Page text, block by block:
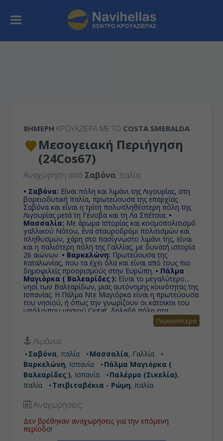
8ΉΜΕΡΗ ΚΡΟΥΑΖΙΕΡΑ ΜΕ ΤΟ COSTA SMERALDA
Μεσογειακή Περιήγηση
(24Cos67)
Αναχώρηση από Σαβόνα, Ιταλία
• Σαβόνα: Είναι πόλη και λιμάνι της Λιγουρίας, στη
βορειοδυτική Ιταλία, πρωτεύουσα της επαρχίας
Σαβόνα και είναι η τρίτη πολυπληθέστερη πόλη της
Λιγουρίας μετά τη Γένοβα και τη Λα Σπέτσια. •
Μασσαλία: Με άρωμα Ιστορίας και κοσμοπολιτισμό
γαλλικού Νότου, ένα σταυροδρόμι πολιτισμών και
πληθυσμών, χάρη στο πασίγνωστο λιμάνι της, είναι
και η παλιότερη πόλη της Γαλλίας, με δυνατή ιστορία
26 αιώνων. • Βαρκελώνη: Πρωτεύουσα της
Καταλωνίας, που τα έχει όλα και είναι από τους πιο
δημοφιλείς προορισμούς στην Ευρώπη. • Πάλμα
Μαγιόρκα ( Βαλεαρίδες ): Είναι το μεγαλύτερο
νησί των Βαλεαρίδων, μιας αυτόνομης κοινότητας της
Ισπανίας. Η Πάλμα Ντε Μαγιόρκα είναι η πρωτεύουσα
του νησιού, ή όπως την γνωρίζουν οι κάτοικοι του
υπόλοιπου νησιού Ciutat, δηλαδή πόλη στα
καταλανικά, παρόμοιο του συνηθισμένου
χαρακτηρισμού στα ελληνικά νησιά 'χώρα'.•
Παλέρμο (Σικελία):
μεγαλύτερο νησί της Μεσογείου και αυτόνομη
περιοχή της Ιταλίας, το Παλέρμο σίγουρα θα σας
συναρπάσει. Ξεχάστε ό,τι έχετε δει στις ταινίες περί
σικελικής μαφίας και αφεθείτε στη μυστηριώδη αυτή
πόλη!• Τσιβιταβέκια - Ρώμη:Πόλη με σπουδαία
ιστορία και αξιοσημείωτη προσφορά στην επιστήμη,
τον πολιτισμό και τις τέχνες. Γι' αυτό το λόγο, καθώς
και για τα πολυάριθμα και εξαιρετικής ομορφιάς
μνημεία της, της έχει αποδοθεί η προσωνυμία «η
Περισσότερα
Λιμάνια:
Σαβόνα, Ιταλία Μασσαλία, Γαλλία
Βαρκελώνη, Ισπανία
Πάλμα Μαγιόρκα (
Βαλεαρίδες ), Ισπανία Παλέρμο (Σικελία),
Ιταλία
Τσιβιταβέκια - Ρώμη, Ιταλία
Αναχωρήσεις:
Δεν βρέθηκαν αναχωρήσεις για την επόμενη
περίοδο!